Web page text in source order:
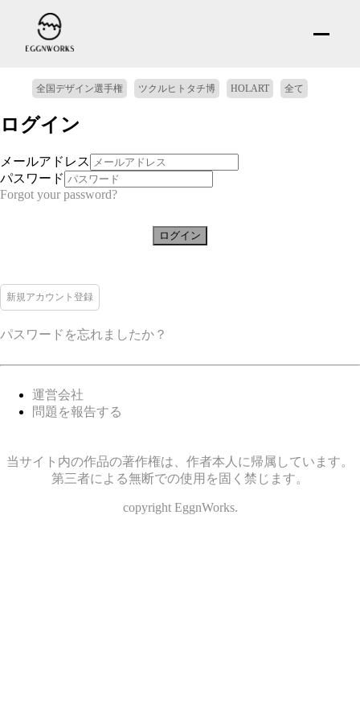
全国デザイン選手権 ツクルヒトタチ博 HOLART 全て
ログイン
メールアドレス
パスワード
Forgot your password?
ログイン
新規アカウント登録
パスワードを忘れましたか？
運営会社
問題を報告する
当サイト内の作品の著作権は、作者本人に帰属しています。
第三者による無断での使用を固く禁じます。
copyright EggnWorks.